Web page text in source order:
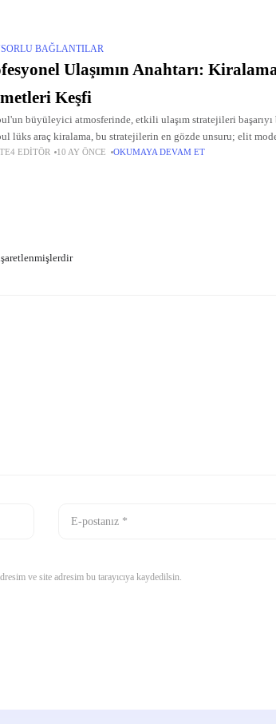
BAĞLANTILAR
Ulaşımın Anahtarı:
Keşfi
büyüleyici atmosferinde, etkili ulaşım stratejileri
lüks araç kiralama, bu stratejilerin en gözde unsuru; elit
İstanbul araç kiralama ise geniş yelpazesiyle günlük
EDITÖR 10 AY ÖNCE OKUMAYA DEVAM ET
ve site adresim bu tarayıcıya kaydedilsin.